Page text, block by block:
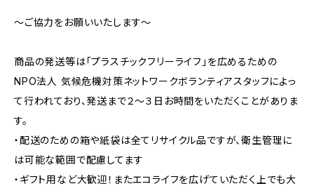
～ご協力をお願いいたします～
商品の発送等は「プラスチックフリーライフ」を広めるための
NPO法人 気候危機対策ネットワークボランティアスタッフによっ
て行われており、発送まで２～３日お時間をいただくことがありま
す。
・配送のための箱や紙袋は全てリサイクル品ですが、衛生管理に
は可能な範囲で配慮してます
・ギフト用など大歓迎！またエコライフを広げていただく上でも大